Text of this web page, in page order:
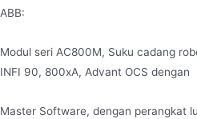
ABB:
Modul seri AC800M, Suku cadang
INFI 90, 800xA, Advant OCS dengan
Master Software, dengan perangkat